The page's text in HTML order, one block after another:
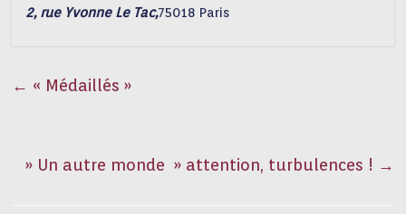
2, rue Yvonne Le Tac,75018 Paris
← « Médaillés »
» Un autre monde » attention, turbulences ! →